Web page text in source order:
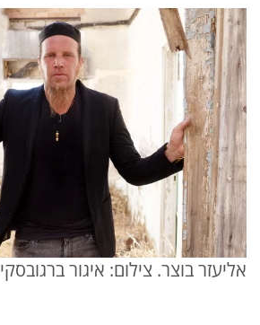
אליעזר בוצר. צילום: איגור ברגובסקי